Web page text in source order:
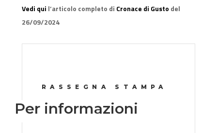
Vedi qui l’articolo completo di Cronace di Gusto del
26/09/2024
RASSEGNA STAMPA
Per informazioni